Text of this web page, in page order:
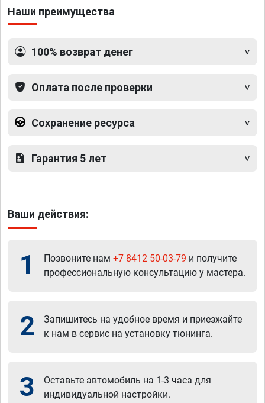
Наши преимущества
100% возврат денег
Оплата после проверки
Сохранение ресурса
Гарантия 5 лет
Ваши действия:
1 Позвоните нам +7 8412 50-03-79 и получите
профессиональную консультацию у мастера.
2
Запишитесь на удобное время и приезжайте
к нам в сервис на установку тюнинга.
3
Оставьте автомобиль на 1-3 часа для
индивидуальной настройки.